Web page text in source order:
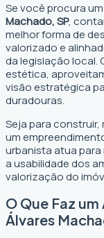
Se você procura um
Machado, SP,
melhor forma de
valorizado e
da legislação local.
estética,
visão estratégica
duradouras.
Seja para
um
urbanista atua
a usabilidade dos
valorização do
O Que Faz
Álvares